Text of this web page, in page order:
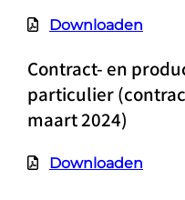
Downloaden
Contract- en
particulier
maart 2024)
Downloaden